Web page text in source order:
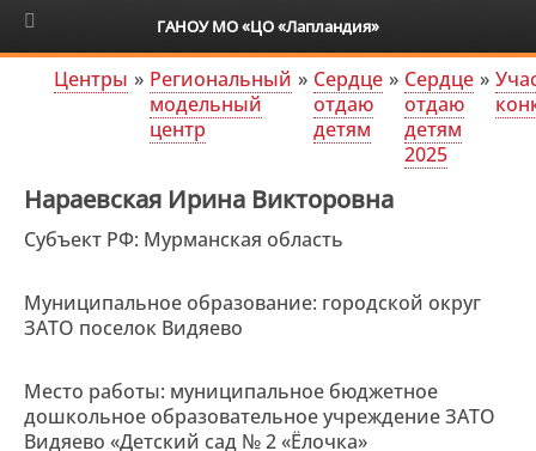
6+
Центры » Региональный
модельный
центр
» Сердце
отдаю
детям
» Сердце
отдаю
детям
2025
»
Нараевская Ирина Викторовна
Субъект РФ: Мурманская область
Муниципальное образование: городской округ
ЗАТО поселок Видяево
Место работы: муниципальное бюджетное
дошкольное образовательное учреждение ЗАТО
Видяево «Детский сад № 2 «Ёлочка»
ГАНОУ МО «ЦО «Лапландия»